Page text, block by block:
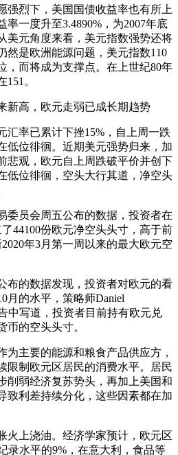
烈下，美国国债收益率也有所上
率一度升至3.4890%，为2007年底
美元角度来看，美元指数强势还将
然是欧洲能源问题，美元指数110
，而将成为支撑点。在上世纪80年
。
高，欧元走弱已成长期趋势
率已累计下挫15%，自上周一跌
低位徘徊。近期美元强势归来，加
悲观，欧元自上周跌破平价并创下
低位徘徊，空头大行其道，净空头
员会周五公布的数据，投资者在
44100份欧元净空头头寸，高于前
年3月第一周以来的最大欧元空
的数据发现，投资者对欧元的看
月的水平，策略师Daniel
中写道，投资者目前持有欧元兑
币的空头头寸。
主要的能源和粮食产品供应方，
限制欧元区居民的消费水平。居民
削弱经济复苏势头，再加上美国和
致利差持续分化，这些因素都在加
上浇油。经济学家预计，欧元区
录水平的9%，在意大利，食品等